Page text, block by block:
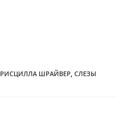
ШРАЙВЕР, СЛЕЗЫ